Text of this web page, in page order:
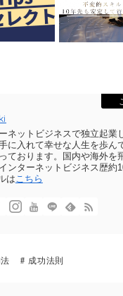
ネットビジネスで独立起業
に入れて幸せな人生を歩ん
ております。国内や海外を
ンターネットビジネス歴約
はこちら
成功法則